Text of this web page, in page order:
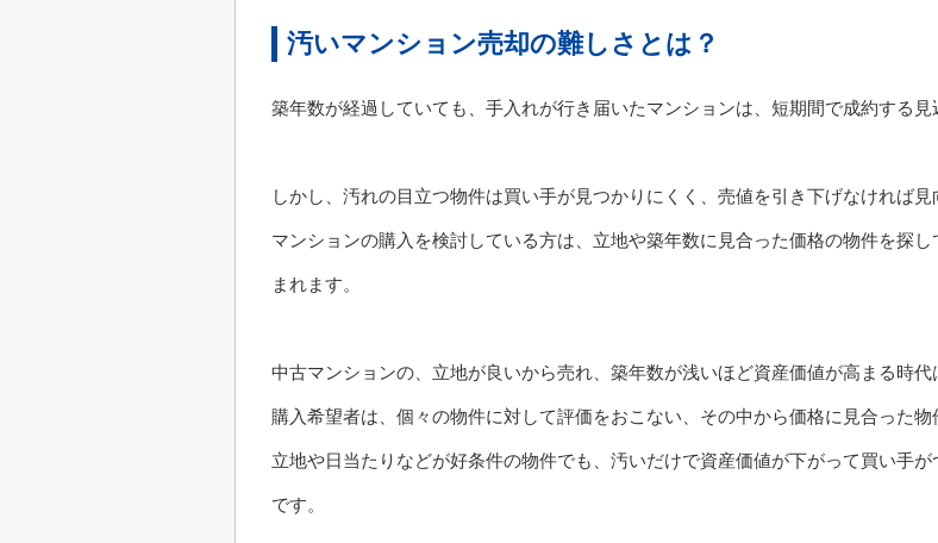
汚いマンション売却の難しさとは？
築年数が経過していても、手入れが行き届いたマンションは、短期間で成約する見
しかし、汚れの目立つ物件は買い手が見つかりにくく、売値を引き下げなければ
マンションの購入を検討している方は、立地や築年数に見合った価格の物件を探
まれます。
中古マンションの、立地が良いから売れ、築年数が浅いほど資産価値が高まる時代
購入希望者は、個々の物件に対して評価をおこない、その中から価格に見合った物
立地や日当たりなどが好条件の物件でも、汚いだけで資産価値が下がって買い手
です。